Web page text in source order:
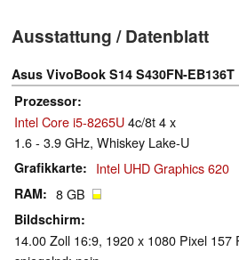
Ausstattung / Datenblatt
Asus VivoBook S14 S430FN-EB136T
Prozessor
Intel Core i5-8265U4c/8t 4 x
1.6 - 3.9 GHz, Whiskey Lake-U
Grafikkarte Intel UHD Graphics 620
RAM 8 GB
Bildschirm
14.00 Zoll 16:9, 1920 x 1080 Pixel 157